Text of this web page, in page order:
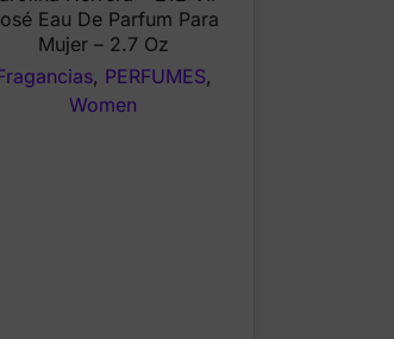
$125.99.$101.99.
Eau De Parfum Para
Mujer – 2.7 Oz
, PERFUMES,
Women